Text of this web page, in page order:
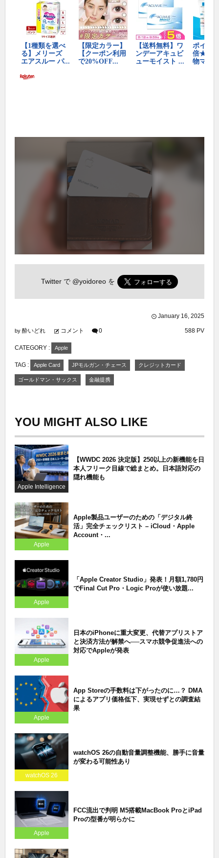
Twitter で @yoidoreo を
January 16, 2025
by 酔いどれ コメント 0 588 PV
CATEGORY : Apple
TAG : Apple Card JPモルガン・チェース クレジットカード
ゴールドマン・サックス 金融提携
YOU MIGHT ALSO LIKE
Apple Intelligence
【WWDC 2026 決定版】250以上の新機能を日
本人フリーク目線で総まとめ。日本語対応の
隠れ機能も
Apple
Apple製品ユーザーのための「デジタル終
活」完全チェックリスト – iCloud・Apple
Account・...
Apple
「Apple Creator Studio」発表！月額1,780円
でFinal Cut Pro・Logic Proが使い放題...
Apple
日本のiPhoneに重大変更、代替アプリストア
と決済方法が解禁へ──スマホ競争促進法への
対応でAppleが発表
Apple
App Storeの手数料は下がったのに…？ DMA
によるアプリ価格低下、実現せずとの調査結
果
watchOS 26
watchOS 26の自動音量調整機能、勝手に音量
が変わる可能性あり
Apple
FCC流出で判明 M5搭載MacBook ProとiPad
Proの型番が明らかに